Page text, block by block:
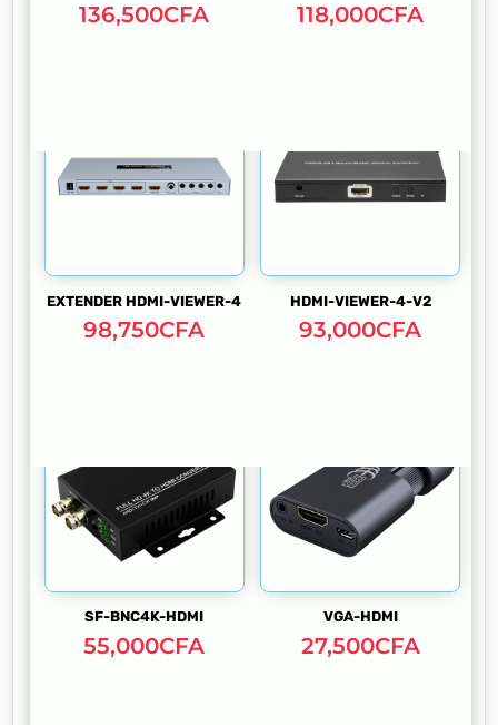
136,500CFA 118,000CFA
EXTENDER HDMI-VIEWER-4
98,750CFA
HDMI-VIEWER-4-V2
93,000CFA
SF-BNC4K-HDMI
55,000CFA
VGA-HDMI
27,500CFA